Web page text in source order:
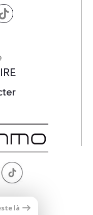
là